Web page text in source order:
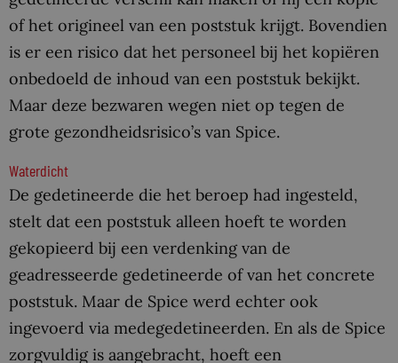
of het origineel van een poststuk krijgt. Bovendien
is er een risico dat het personeel bij het kopiëren
onbedoeld de inhoud van een poststuk bekijkt.
Maar deze bezwaren wegen niet op tegen de
grote gezondheidsrisico’s van Spice.
Waterdicht
De gedetineerde die het beroep had ingesteld,
stelt dat een poststuk alleen hoeft te worden
gekopieerd bij een verdenking van de
geadresseerde gedetineerde of van het concrete
poststuk. Maar de Spice werd echter ook
ingevoerd via medegedetineerden. En als de Spice
zorgvuldig is aangebracht, hoeft een